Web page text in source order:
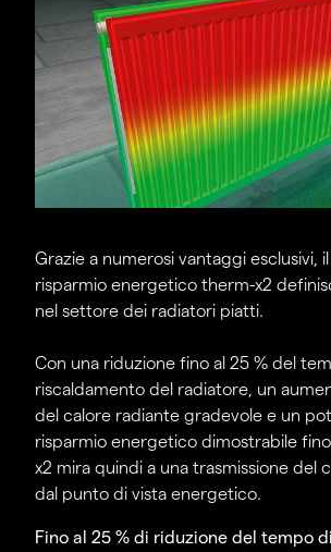
Grazie a numerosi vantaggi esclusivi,
risparmio energetico therm-x2
nel settore dei radiatori piatti.
Con una riduzione fino al 25 % del
riscaldamento del radiatore, un
del calore radiante gradevole e un
risparmio energetico dimostrabile fino
x2 mira quindi a una trasmissione del
dal punto di vista energetico.
Fino al 25 % di riduzione del tempo